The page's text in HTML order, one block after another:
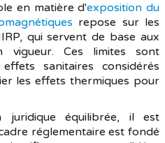
en matière d'exposition du
repose sur les
qui servent de base aux
vigueur. Ces limites sont
sanitaires considérés
les effets thermiques pour
juridique équilibrée, il est
réglementaire est fondé